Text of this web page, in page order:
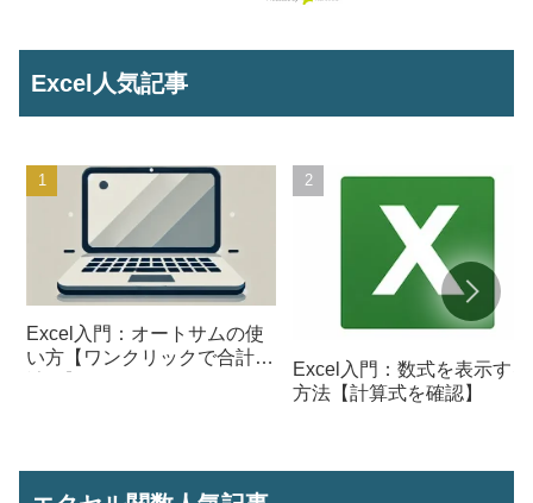
Excel人気記事
Excel入門：オートサムの使
い方【ワンクリックで合計を
Excel入門：数式を表示する
方法【計算式を確認】